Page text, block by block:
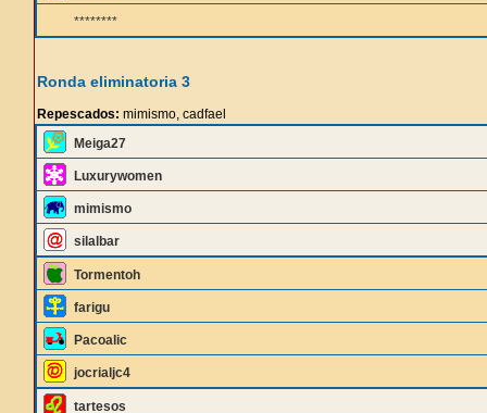
********
Ronda eliminatoria 3
Repescados: mimismo, cadfael
Meiga27
Luxurywomen
mimismo
silalbar
Tormentoh
farigu
Pacoalic
jocrialjc4
tartesos